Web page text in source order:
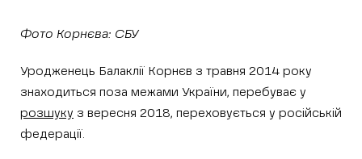
Фото Корнєва: СБУ
Уродженець Балаклії Корнєв з травня 2014 року
знаходиться поза межами України, перебуває у
розшуку з вересня 2018, переховується у російській
федерації.